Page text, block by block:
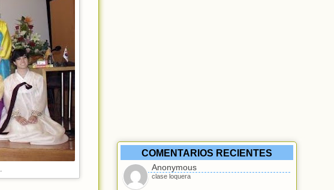
COMENTARIOS RECIENTES
Anonymous
clase loquera